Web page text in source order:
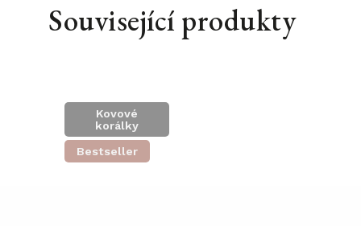
Související produkty
Kovové
korálky
Bestseller